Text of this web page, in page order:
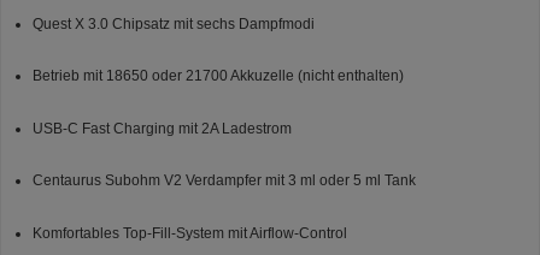
Quest X 3.0 Chipsatz mit sechs Dampfmodi
Betrieb mit 18650 oder 21700 Akkuzelle (nicht enthalten)
USB-C Fast Charging mit 2A Ladestrom
Centaurus Subohm V2 Verdampfer mit 3 ml oder 5 ml Tank
Komfortables Top-Fill-System mit Airflow-Control